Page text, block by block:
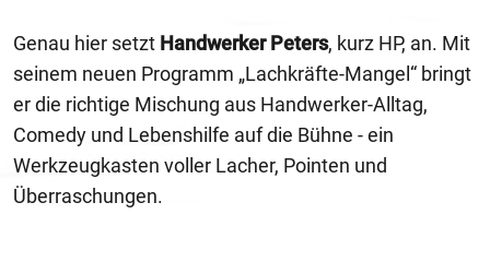
Genau hier setzt Handwerker Peters, kurz HP, an. Mit
seinem neuen Programm „Lachkräfte-Mangel“ bringt
er die richtige Mischung aus Handwerker-Alltag,
Comedy und Lebenshilfe auf die Bühne - ein
Werkzeugkasten voller Lacher, Pointen und
Überraschungen.